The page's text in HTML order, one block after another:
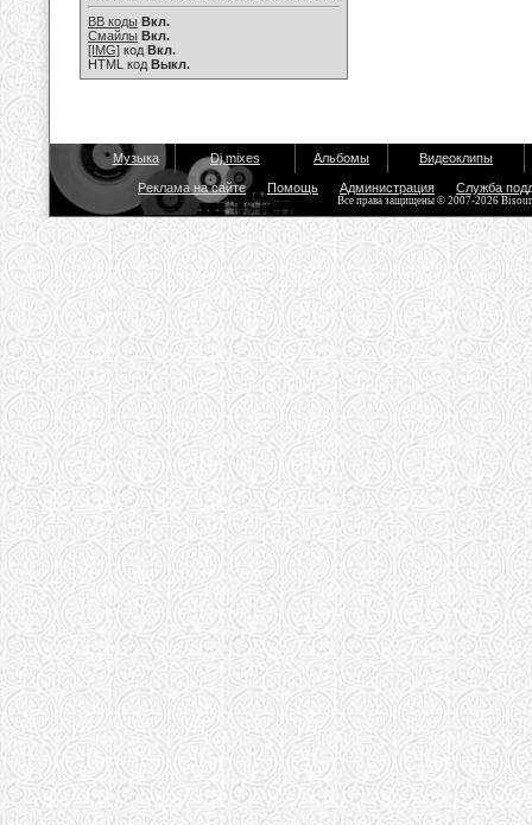
BB коды Вкл.
Смайлы Вкл.
[IMG] код Вкл.
HTML код Выкл.
Музыка Dj mixes Альбомы Видеоклипы
Реклама на сайте Помощь Администрация Служба
Все права защищены © 2007-2026